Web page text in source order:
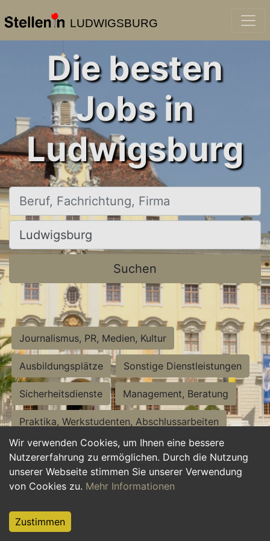
LUDWIGSBURG
Wir verwenden Cookies, um Ihnen eine bessere
Nutzererfahrung zu ermöglichen. Durch die Nutzung
unserer Webseite stimmen Sie unserer Verwendung
von Cookies zu. Mehr Informationen
Zustimmen
Die besten
Jobs in
Ludwigsburg
Beruf, Fachrichtung, Firma
Ort, Stadt
Suchen
Journalismus, PR, Medien, Kultur
Ausbildungsplätze Sonstige Dienstleistungen
Sicherheitsdienste Management, Beratung
Praktika, Werkstudenten, Abschlussarbeiten
Personalwesen Assistenz, Sekretariat
Hilfskräfte, Aushilfs- und Nebenjobs
Weiterbildung, Studium, duale Ausbildung